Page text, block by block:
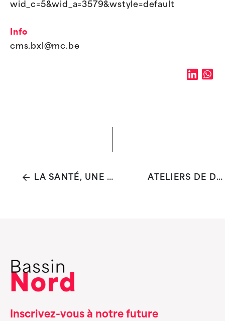
wid_c=5&wid_a=3579&wstyle=default
Info
cms.bxl@mc.be
LA SANTÉ, UNE RESSOURCE POUR CHACUN·E ET L'AFFAIRE DE TOUT·ES ? ATELIERS DE DANSE-THÉRAPIE POUR 18-25 ANS
Inscrivez-vous à notre future